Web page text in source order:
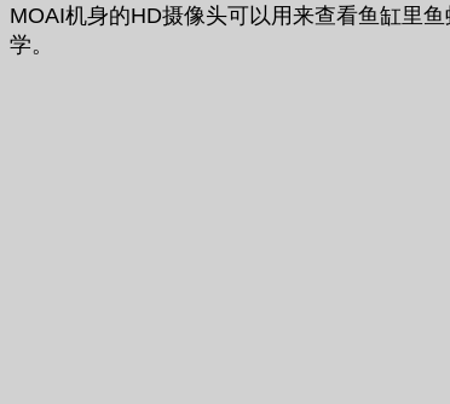
MOAI机身的HD摄像头可以用来查看鱼缸里
学。